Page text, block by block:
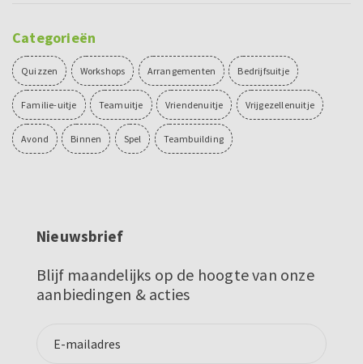
Categorieën
Quizzen Workshops Arrangementen Bedrijfsuitje
Familie-uitje Teamuitje Vriendenuitje Vrijgezellenuitje
Avond Binnen Spel Teambuilding
Nieuwsbrief
Blijf maandelijks op de hoogte van onze
aanbiedingen & acties